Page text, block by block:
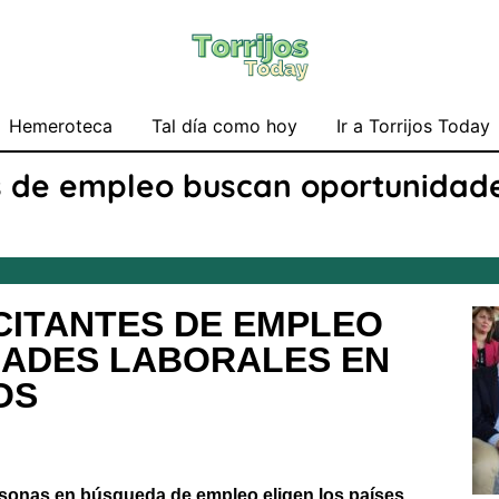
Hemeroteca Tal día como hoy Ir a Torrijos Today
de empleo buscan
DE EMPLEO
LABORALES EN
en búsqueda de empleo eligen los países